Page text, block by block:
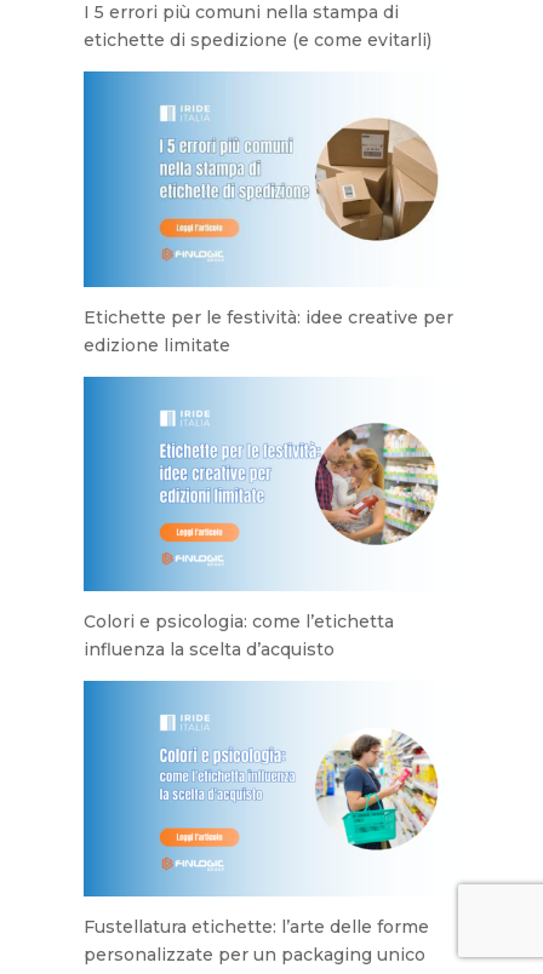
I 5 errori più comuni nella stampa di
etichette di spedizione (e come evitarli)
Etichette per le festività: idee creative per
edizione limitate
Colori e psicologia: come l’etichetta
influenza la scelta d’acquisto
Fustellatura etichette: l’arte delle forme
personalizzate per un packaging unico